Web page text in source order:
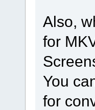
Also,
for
You
for